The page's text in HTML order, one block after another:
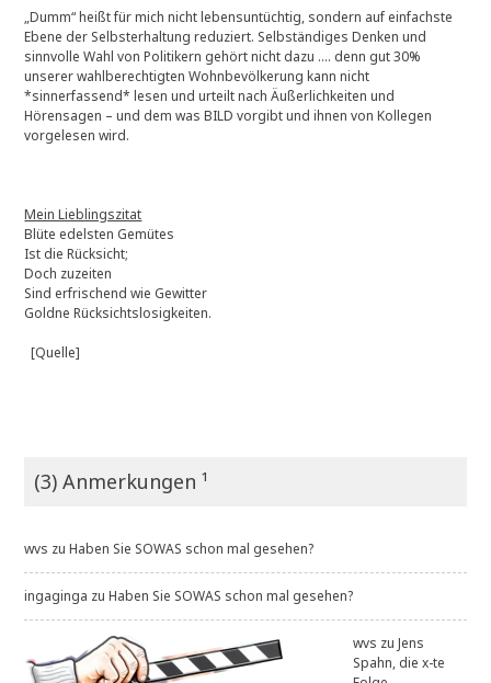
„Dumm“ heißt für mich nicht lebensuntüchtig, sondern auf einfachste
Ebene der Selbsterhaltung reduziert. Selbständiges Denken und
sinnvolle Wahl von Politikern gehört nicht dazu …. denn gut 30%
unserer wahlberechtigten Wohnbevölkerung kann nicht
*sinnerfassend* lesen und urteilt nach Äußerlichkeiten und
Hörensagen – und dem was BILD vorgibt und ihnen von Kollegen
vorgelesen wird.
Mein Lieblingszitat
Blüte edelsten Gemütes
Ist die Rücksicht;
Doch zuzeiten
Sind erfrischend wie Gewitter
Goldne Rücksichtslosigkeiten.
[Quelle]
(3) Anmerkungen ¹
wvs zuHaben Sie SOWAS schon mal gesehen?
ingaginga zuHaben Sie SOWAS schon mal gesehen?
wvs zuJens
Spahn, die x-te